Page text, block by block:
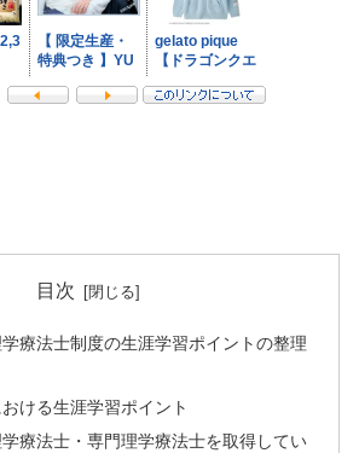
目次
療法士制度の生涯学習ポイントの整理
ける生涯学習ポイント
療法士・専門理学療法士を取得してい